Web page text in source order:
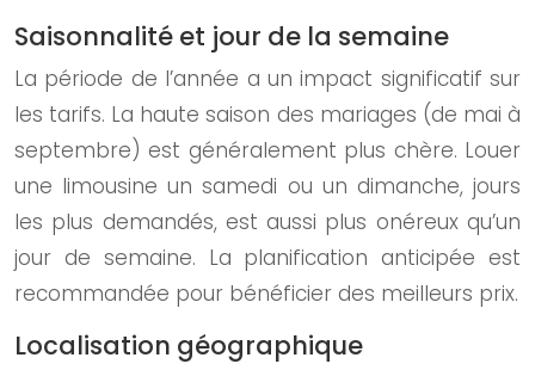
Saisonnalité et jour de la semaine
La période de l’année a un impact significatif sur
les tarifs. La haute saison des mariages (de mai à
septembre) est généralement plus chère. Louer
une limousine un samedi ou un dimanche, jours
les plus demandés, est aussi plus onéreux qu’un
jour de semaine. La planification anticipée est
recommandée pour bénéficier des meilleurs prix.
Localisation géographique